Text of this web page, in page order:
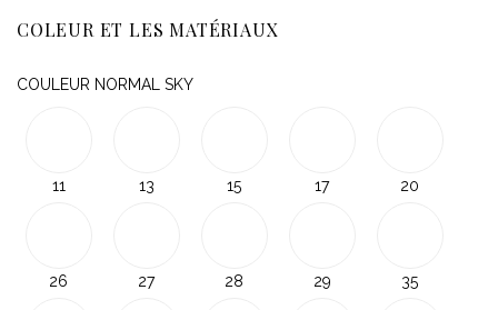
COLEUR ET LES MATÉRIAUX
COULEUR NORMAL SKY
11 13 15 17 20
26 27 28 29 35